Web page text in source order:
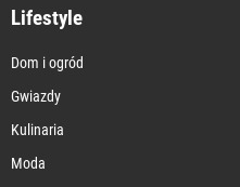
Lifestyle
Dom i ogród
Gwiazdy
Kulinaria
Moda